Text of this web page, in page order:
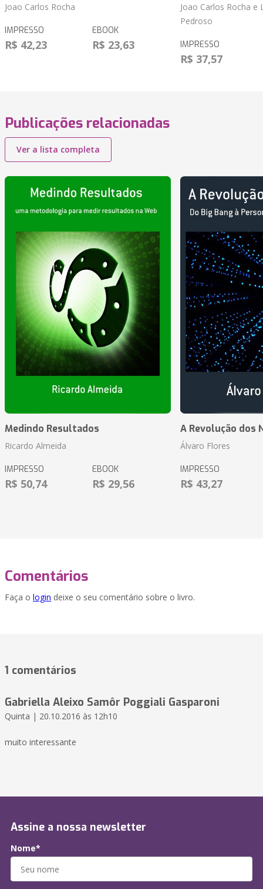
Joao Carlos Rocha
IMPRESSO
R$ 42,23
EBOOK
R$ 23,63
Joao Carlos Rocha e
Pedroso
IMPRESSO
R$ 37,57
Publicações relacionadas
Ver a lista completa
Medindo Resultados
Ricardo Almeida
IMPRESSO
R$ 50,74
EBOOK
R$ 29,56
A Revolução dos
Álvaro Flores
IMPRESSO
R$ 43,27
Comentários
Faça o login deixe o seu comentário sobre o livro.
1 comentários
Gabriella Aleixo Samôr Poggiali Gasparoni
Quinta | 20.10.2016 às 12h10
muito interessante
Assine a nossa newsletter
Nome*